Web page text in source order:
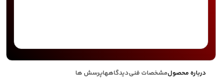
درباره محصولمشخصات فنیدیدگاههاپرسش ها